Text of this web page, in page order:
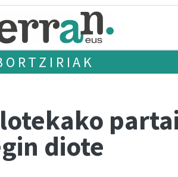
diote